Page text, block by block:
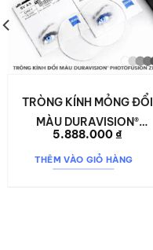
TRÒNG KÍNH MỎNG ĐỔI
MÀU DURAVISION®
PHOTOFUSION ZEISS 1.60
5.888.000₫
THÊM VÀO GIỎ HÀNG